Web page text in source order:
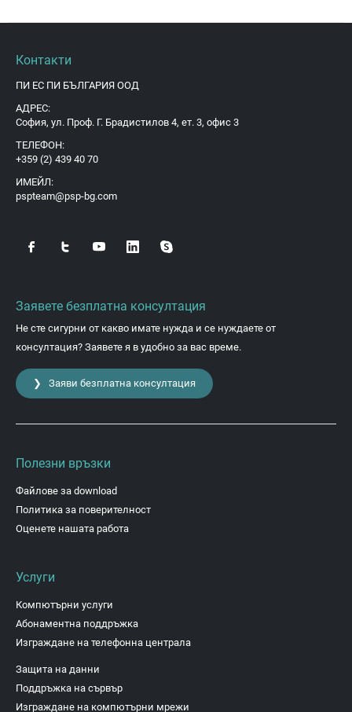
Контакти
ПИ ЕС ПИ БЪЛГАРИЯ ООД
АДРЕС:
София, ул. Проф. Г. Брадистилов 4, ет. 3, офис 3
ТЕЛЕФОН:
+359 (2) 439 40 70
ИМЕЙЛ:
pspteam@psp-bg.com
Заявете безплатна консултация
Не сте сигурни от какво имате нужда и се нуждаете от
консултация? Заявете я в удобно за вас време.
❯ Заяви безплатна консултация
Полезни връзки
Файлове за download
Политика за поверителност
Оценете нашата работа
Услуги
Компютърни услуги
Абонаментна поддръжка
Изграждане на телефонна централа
Защита на данни
Поддръжка на сървър
Изграждане на компютърни мрежи